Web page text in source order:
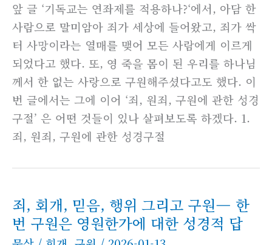
앞 글 ‘기독교는 연좌제를 적용하나?‘에서, 아담 한
사람으로 말미암아 죄가 세상에 들어왔고, 죄가 싹
터 사망이라는 열매를 맺어 모든 사람에게 이르게
되었다고 했다. 또, 영 죽을 몸이 된 우리를 하나님
께서 한 없는 사랑으로 구원해주셨다고도 했다. 이
번 글에서는 그에 이어 ‘죄, 원죄, 구원에 관한 성경
구절’ 은 어떤 것들이 있나 살펴보도록 하겠다. 1.
죄, 원죄, 구원에 관한 성경구절
죄, 회개, 믿음, 행위 그리고 구원— 한
번 구원은 영원한가에 대한 성경적 답